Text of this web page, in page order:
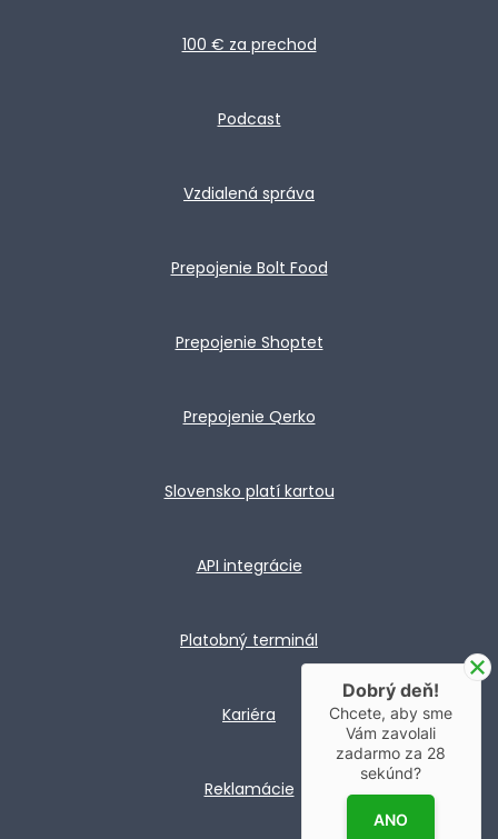
100 € za prechod
Podcast
Vzdialená správa
Prepojenie Bolt Food
Prepojenie Shoptet
Prepojenie Qerko
Slovensko platí kartou
API integrácie
Platobný terminál
Kariéra
Reklamácie
Dobrý deň!
Chcete, aby sme
Vám zavolali
zadarmo za 28
sekúnd?
ANO